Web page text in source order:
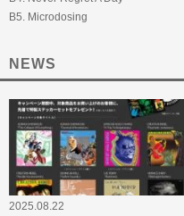
B5. Microdosing
NEWS
2025.08.22